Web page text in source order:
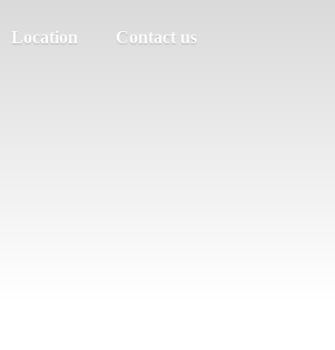
Location Contact us